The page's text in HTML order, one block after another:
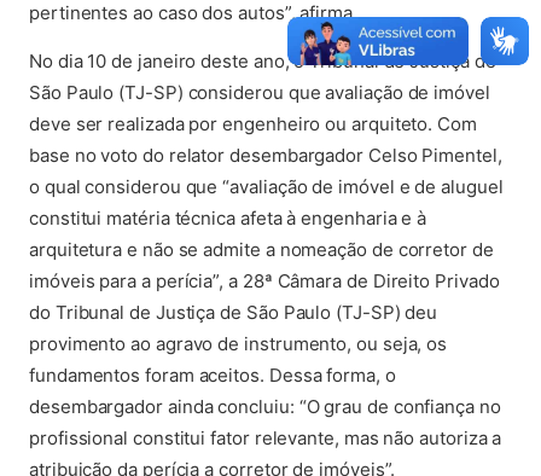
pertinentes ao caso dos autos”, afirma.
No dia 10 de janeiro deste ano, o Tribunal de Justiça de
São Paulo (TJ-SP) considerou que avaliação de imóvel
deve ser realizada por engenheiro ou arquiteto. Com
base no voto do relator desembargador Celso Pimentel,
o qual considerou que “avaliação de imóvel e de aluguel
constitui matéria técnica afeta à engenharia e à
arquitetura e não se admite a nomeação de corretor de
imóveis para a perícia”, a 28ª Câmara de Direito Privado
do Tribunal de Justiça de São Paulo (TJ-SP) deu
provimento ao agravo de instrumento, ou seja, os
fundamentos foram aceitos. Dessa forma, o
desembargador ainda concluiu: “O grau de confiança no
profissional constitui fator relevante, mas não autoriza a
atribuição da perícia a corretor de imóveis”.